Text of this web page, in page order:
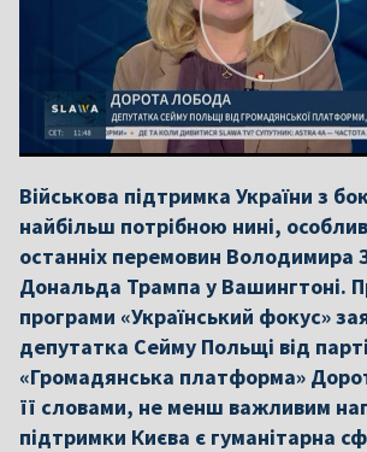
Військова підтримка України з
найбільш потрібною нині,
останніх перемовин Володимира
Дональда Трампа у Вашингтоні.
програми «Український фокус»
депутатка Сейму Польщі від
«Громадянська платформа»
її словами, не менш важливим
підтримки Києва є гуманітарна